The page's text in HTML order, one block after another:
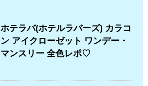
ホテラバ(ホテルラバーズ) カラコ
ン アイクローゼット ワンデー・
マンスリー 全色レポ♡